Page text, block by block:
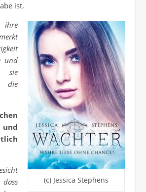
ist.
(c) Jessica Stephens
ihre
und
sie
die